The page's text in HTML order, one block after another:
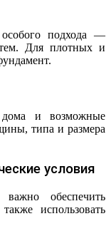
подхода —
Для плотных и
и возможные
типа и размера
условия
обеспечить
использовать